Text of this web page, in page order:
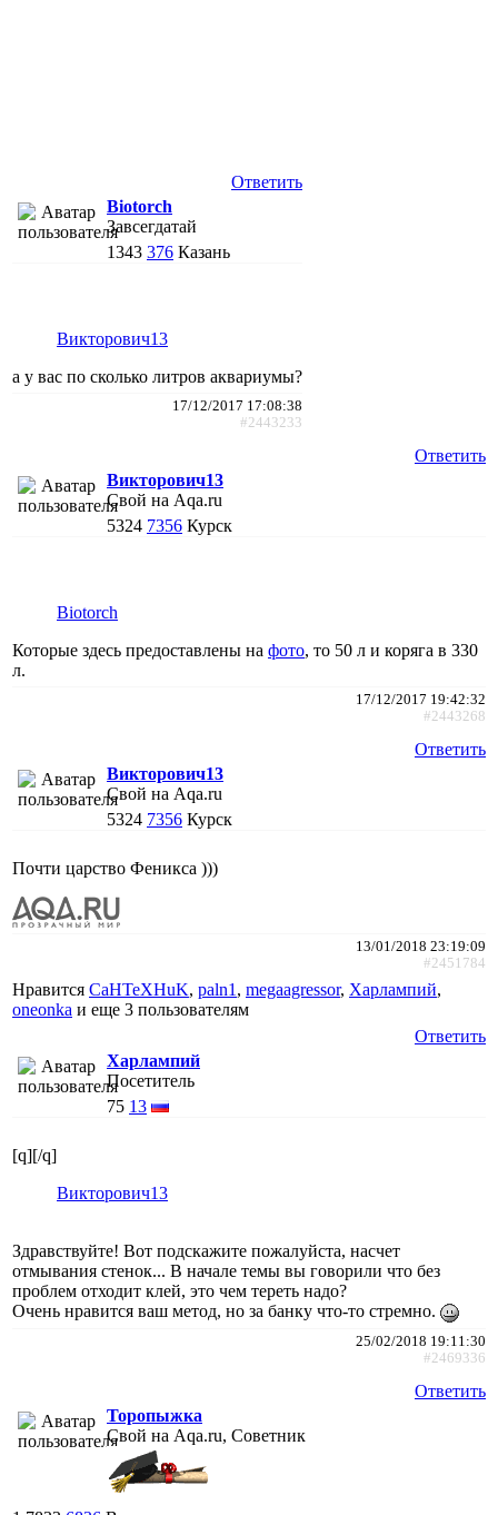
Ответить
Biotorch
Завсегдатай
1343 376 Казань
Викторович13
а у вас по сколько литров аквариумы?
17/12/2017 17:08:38
#2443233
Ответить
Викторович13
Свой на Aqa.ru
5324 7356 Курск
Biotorch
Которые здесь предоставлены на фото, то 50 л и коряга в 330
л.
17/12/2017 19:42:32
#2443268
Ответить
Викторович13
Свой на Aqa.ru
5324 7356 Курск
Почти царство Феникса )))
13/01/2018 23:19:09
#2451784
Нравится CaHTeXHuK, paln1 , megaagressor, Харлампий,
oneonka и еще 3 пользователям
Ответить
Харлампий
Посетитель
75 13
[q][/q]
Викторович13
Здравствуйте! Вот подскажите пожалуйста, насчет
отмывания стенок... В начале темы вы говорили что без
проблем отходит клей, это чем тереть надо?
Очень нравится ваш метод, но за банку что-то стремно.
25/02/2018 19:11:30
#2469336
Ответить
Торопыжка
Свой на Aqa.ru, Советник